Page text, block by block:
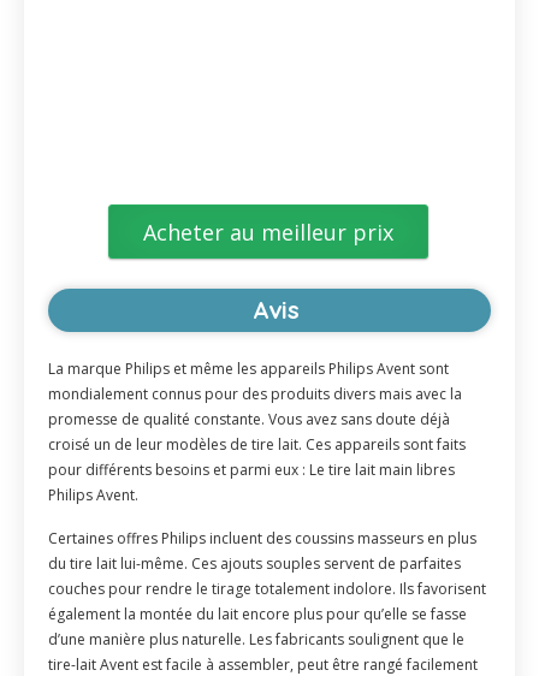
Acheter au meilleur prix
Avis
La marque Philips et même les appareils Philips Avent sont
mondialement connus pour des produits divers mais avec la
promesse de qualité constante. Vous avez sans doute déjà
croisé un de leur modèles de tire lait. Ces appareils sont faits
pour différents besoins et parmi eux : Le tire lait main libres
Philips Avent.
Certaines offres Philips incluent des coussins masseurs en plus
du tire lait lui-même. Ces ajouts souples servent de parfaites
couches pour rendre le tirage totalement indolore. Ils favorisent
également la montée du lait encore plus pour qu’elle se fasse
d’une manière plus naturelle. Les fabricants soulignent que le
tire-lait Avent est facile à assembler, peut être rangé facilement